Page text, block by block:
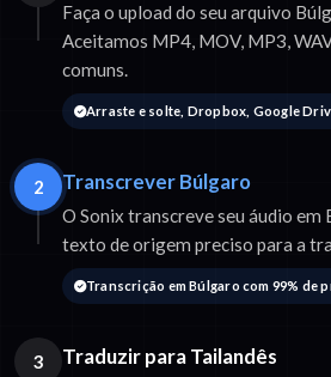
Faça o upload do seu arquivo
Aceitamos MP4, MOV, MP3,
comuns.
Arraste e solte, Dropbox, Google
2 Transcrever Búlgaro
O Sonix transcreve seu áudio em
texto de origem preciso para a
Transcrição em Búlgaro com 99% de
3 Traduzir para Tailandês